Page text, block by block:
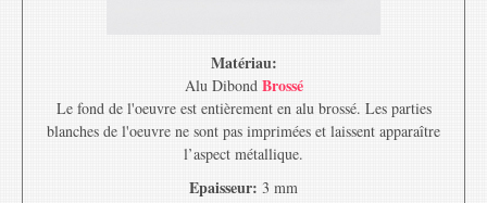
Matériau:
Alu Dibond Brossé
Le fond de l'oeuvre est entièrement en alu brossé. Les parties
blanches de l'oeuvre ne sont pas imprimées et laissent apparaître
l’aspect métallique.
Epaisseur: 3 mm